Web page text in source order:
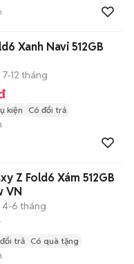
Xanh Navi 512GB
7-12 tháng
kiện Có đổi trả
Z Fold6 Xám 512GB
VN
4-6 tháng
trả Có quà tặng